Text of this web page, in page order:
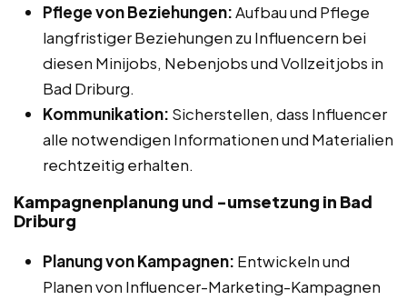
Pflege von Beziehungen:Aufbau und Pflege
langfristiger Beziehungen zu Influencern bei
diesen Minijobs, Nebenjobs und Vollzeitjobs in
Bad Driburg.
Kommunikation: Sicherstellen, dass Influencer
alle notwendigen Informationen und Materialien
rechtzeitig erhalten.
Kampagnenplanung und -umsetzung in Bad
Driburg
Planung von Kampagnen: Entwickeln und
Planen von Influencer-Marketing-Kampagnen